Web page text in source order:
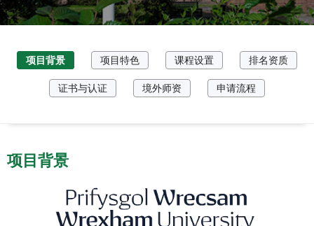
项目背景 项目特色 课程设置 排名资质
证书与认证 境外师资 申请流程
项目背景